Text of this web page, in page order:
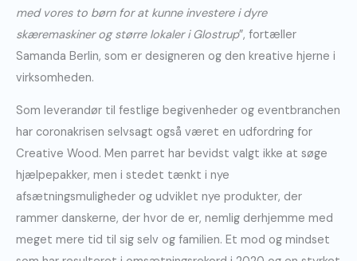
med vores to børn for at kunne investere i dyre
skæremaskiner og større lokaler i Glostrup”, fortæller
Samanda Berlin, som er designeren og den kreative hjerne i
virksomheden.
Som leverandør til festlige begivenheder og eventbranchen
har coronakrisen selvsagt også været en udfordring for
Creative Wood. Men parret har bevidst valgt ikke at søge
hjælpepakker, men i stedet tænkt i nye
afsætningsmuligheder og udviklet nye produkter, der
rammer danskerne, der hvor de er, nemlig derhjemme med
meget mere tid til sig selv og familien. Et mod og mindset